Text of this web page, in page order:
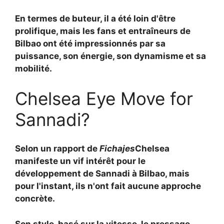
En termes de buteur, il a été loin d'être
prolifique, mais les fans et entraîneurs de
Bilbao ont été impressionnés par sa
puissance, son énergie, son dynamisme et sa
mobilité.
Chelsea Eye Move for
Sannadi?
Selon un rapport de FichajesChelsea
manifeste un vif intérêt pour le
développement de Sannadi à Bilbao, mais
pour l'instant, ils n'ont fait aucune approche
concrète.